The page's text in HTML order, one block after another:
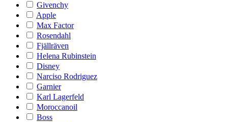
Givenchy
Apple
Max Factor
Rosendahl
Fjällräven
Helena Rubinstein
Disney
Narciso Rodriguez
Garnier
Karl Lagerfeld
Moroccanoil
Boss